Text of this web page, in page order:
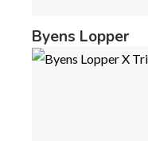
Byens Lopper